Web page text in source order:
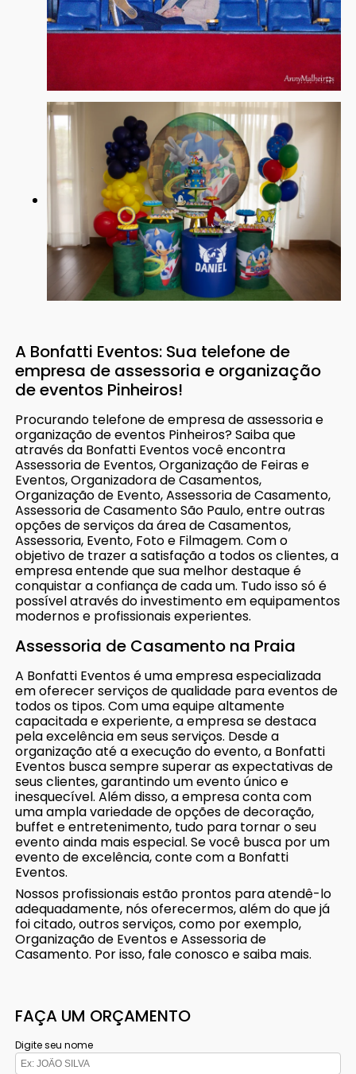
A Bonfatti Eventos: Sua telefone de
empresa de assessoria e organização
de eventos Pinheiros!
Procurando telefone de empresa de assessoria e
organização de eventos Pinheiros? Saiba que
através da Bonfatti Eventos você encontra
Assessoria de Eventos, Organização de Feiras e
Eventos, Organizadora de Casamentos,
Organização de Evento, Assessoria de Casamento,
Assessoria de Casamento São Paulo, entre outras
opções de serviços da área de Casamentos,
Assessoria, Evento, Foto e Filmagem. Com o
objetivo de trazer a satisfação a todos os clientes, a
empresa entende que sua melhor destaque é
conquistar a confiança de cada um. Tudo isso só é
possível através do investimento em equipamentos
modernos e profissionais experientes.
Assessoria de Casamento na Praia
A Bonfatti Eventos é uma empresa especializada
em oferecer serviços de qualidade para eventos de
todos os tipos. Com uma equipe altamente
capacitada e experiente, a empresa se destaca
pela excelência em seus serviços. Desde a
organização até a execução do evento, a Bonfatti
Eventos busca sempre superar as expectativas de
seus clientes, garantindo um evento único e
inesquecível. Além disso, a empresa conta com
uma ampla variedade de opções de decoração,
buffet e entretenimento, tudo para tornar o seu
evento ainda mais especial. Se você busca por um
evento de excelência, conte com a Bonfatti
Eventos.
Nossos profissionais estão prontos para atendê-lo
adequadamente, nós oferecermos, além do que já
foi citado, outros serviços, como por exemplo,
Organização de Eventos e Assessoria de
Casamento. Por isso, fale conosco e saiba mais.
FAÇA UM ORÇAMENTO
Digite seu nome